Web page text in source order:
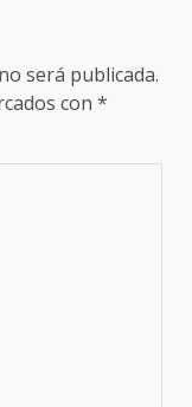
será publicada.
con *